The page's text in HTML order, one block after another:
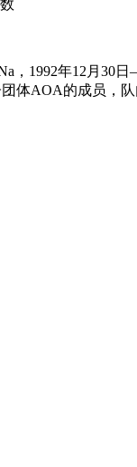
，1992年12月30
体AOA的成员，队